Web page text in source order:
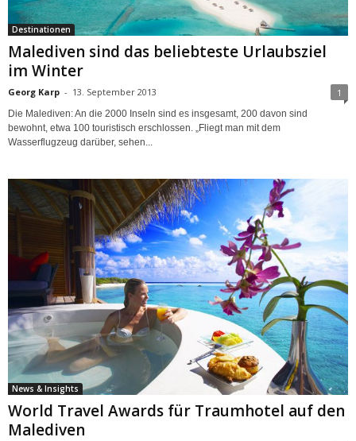
Destinationen
Malediven sind das beliebteste Urlaubsziel
im Winter
Georg Karp - 13. September 2013 1
Die Malediven: An die 2000 Inseln sind es insgesamt, 200 davon sind
bewohnt, etwa 100 touristisch erschlossen. „Fliegt man mit dem
Wasserflugzeug darüber, sehen...
News & Insights
World Travel Awards für Traumhotel auf den
Malediven